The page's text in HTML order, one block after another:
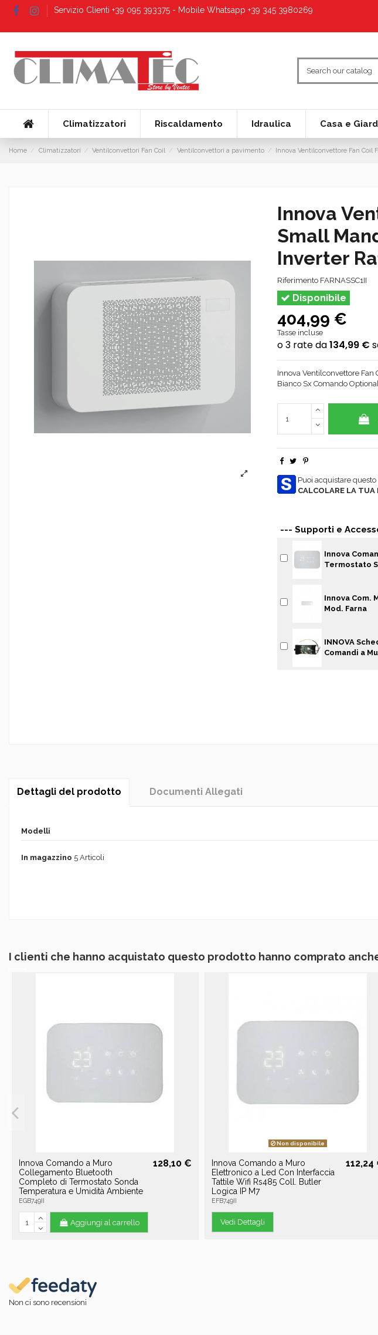
Servizio Clienti +39 095 393375 - Mobile Whatsapp +39 345 3980269
Climatizzatori Riscaldamento Idraulica Casa e
Home Climatizzatori Ventilconvettori Fan Coil Ventilconvettori a pavimento Innova Ventilconvettore Fan Coil
Innova
Small
Inverter
Riferimento FARNASSC1II
Disponibile
404,99 €
Tasse incluse
Innova Ventilconvettore Fan
Bianco Sx Comando
Puoi acquistare
CALCOLARE LA TUA
--- Supporti e
Innova
Termostato
Innova Com.
Mod. Farna
INNOVA
Comandi a
Dettagli del prodotto Documenti Allegati
Modelli
In magazzino 5 Articoli
I clienti che hanno acquistato questo prodotto hanno comprato
Innova Comando a Muro
Collegamento Bluetooth
Completo di Termostato Sonda
Temperatura e Umidità Ambiente
EGB749II
128,10 €
Aggiungi al carrello
Non disponibile
Innova Comando a Muro
Elettronico a Led Con Interfaccia
Tattile Wifi Rs485 Coll. Butler
Logica IP M7
EFB749II
112,24
Vedi Dettagli
Non ci sono recensioni